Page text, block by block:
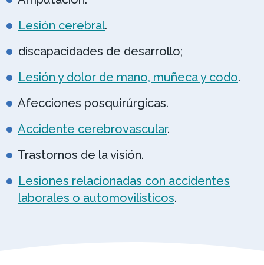
Lesión cerebral.
discapacidades de desarrollo;
Lesión y dolor de mano, muñeca y codo.
Afecciones posquirúrgicas.
Accidente cerebrovascular.
Trastornos de la visión.
Lesiones relacionadas con accidentes
laborales o automovilísticos.